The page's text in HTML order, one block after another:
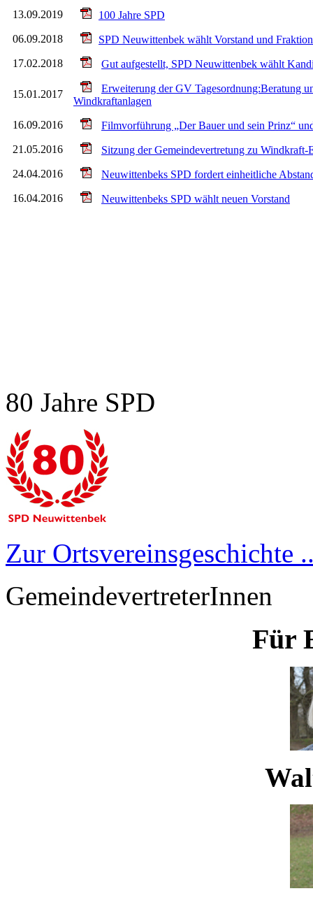
13.09.2019
100 Jahre SPD
06.09.2018
SPD Neuwittenbek wählt Vorstand und
17.02.2018
Gut aufgestellt, SPD Neuwittenbek wählt
15.01.2017
Erweiterung der GV Tagesordnung:Beratung
Windkraftanlagen
16.09.2016
Filmvorführung „Der Bauer und sein Prinz“
21.05.2016
Sitzung der Gemeindevertretung zu Windkraft-
24.04.2016
Neuwittenbeks SPD fordert einheitliche
16.04.2016
Neuwittenbeks SPD wählt neuen Vorstand
80 Jahre SPD
Zur Ortsvereinsgeschichte
GemeindevertreterInnen
Für